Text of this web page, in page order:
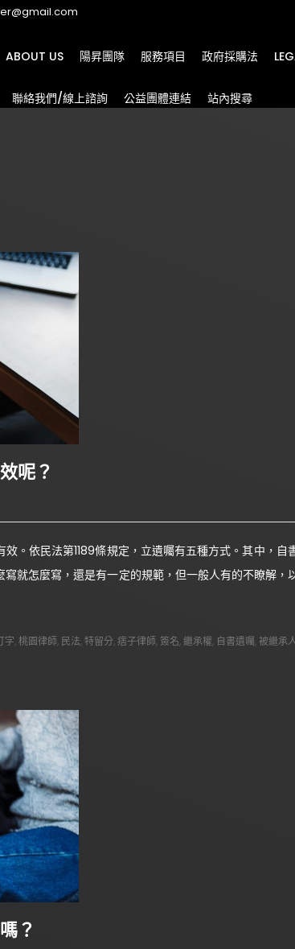
ABOUT US 陽昇團隊 服務項目 政府採購法
聯絡我們/線上諮詢 公益團體連結 站內搜尋
呢？
。依民法第1189條規定，立遺囑有五種方式。其中，自
就怎麼寫，還是有一定的規範，但一般人有的不瞭解，
字,桃園律師, 民法,特留分, 痞子律師, 簽名,繼承權, 自書遺囑,被繼承
？